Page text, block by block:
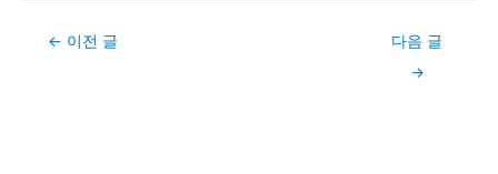
Post← 이전 글
다음 글
→